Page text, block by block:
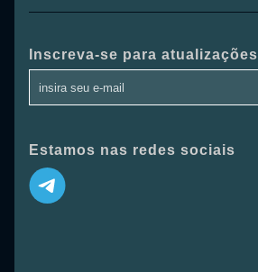
Inscreva-se para atualizações
Estamos nas redes sociais